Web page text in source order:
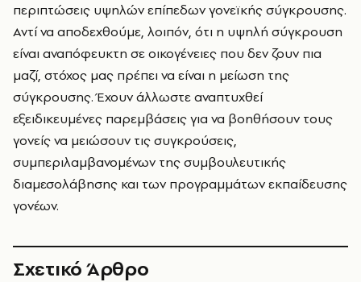
περιπτώσεις υψηλών επίπεδων γονεϊκής σύγκρουσης.
Αντί να αποδεχθούμε, λοιπόν, ότι η υψηλή σύγκρουση
είναι αναπόφευκτη σε οικογένειες που δεν ζουν πια
μαζί, στόχος μας πρέπει να είναι η μείωση της
σύγκρουσης. Έχουν άλλωστε αναπτυχθεί
εξειδικευμένες παρεμβάσεις για να βοηθήσουν τους
γονείς να μειώσουν τις συγκρούσεις,
συμπεριλαμβανομένων της συμβουλευτικής
διαμεσολάβησης και των προγραμμάτων εκπαίδευσης
γονέων.
Σχετικό Άρθρο